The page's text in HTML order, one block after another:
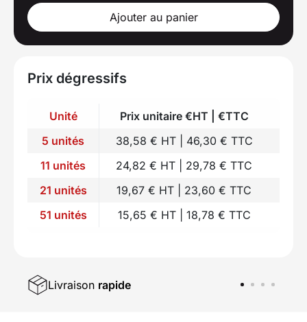
Ajouter au panier
Prix dégressifs
Unité
Prix unitaire €HT | €TTC
5 unités
38,58 € HT | 46,30 € TTC
11 unités
24,82 € HT | 29,78 € TTC
21 unités
19,67 € HT | 23,60 € TTC
51 unités
15,65 € HT | 18,78 € TTC
Livraison rapide